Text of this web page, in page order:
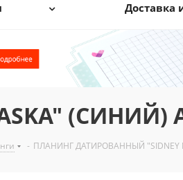
Доставка
(СИНИЙ)
- ПЛАНИНГ ДАТИРОВАННЫЙ "SIDNEY